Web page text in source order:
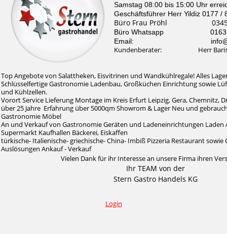
Samstag 08:00 bis 15:00 Uhr
Geschäftsführer Herr Yildiz 0177 /
Büro Frau Pröhl 0345 /
Büro Whatsapp 0163 /
Email: info@stern-
Kundenberater: Herr Baris
Top Angebote von Salattheken, Eisvitrinen und Wandkühlregale! Alles
Schlüsselfertige Gastronomie Ladenbau, Großküchen Einrichtung sowie
und Kühlzellen.
Vorort Service Lieferung Montage im Kreis Erfurt Leipzig, Gera, Chemnitz,
über 25 Jahre Erfahrung über 5000qm Showrom & Lager Neu und
Gastronomie Möbel
An und Verkauf von Gastronomie Geräten und Ladeneinrichtungen
Supermarkt Kaufhallen Bäckerei, Eiskaffen
türkische- Italienische- griechische- China- Imbiß Pizzeria Restaurant sowie
Auslösungen Ankauf - Verkauf
Vielen Dank für ihr Interesse an unsere Firma ihren
Ihr TEAM von der
Stern Gastro Handels KG
Login